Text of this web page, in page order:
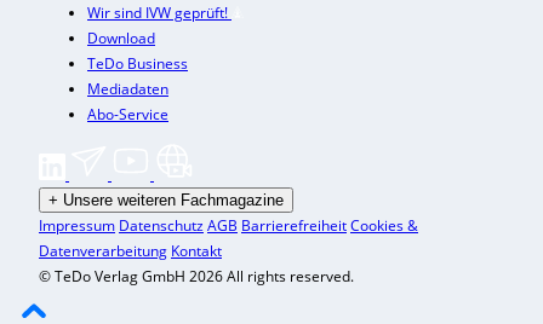
Wir sind IVW geprüft!
Download
TeDo Business
Mediadaten
Abo-Service
+ Unsere weiteren Fachmagazine
Impressum DatenschutzAGB BarrierefreiheitCookies &
Datenverarbeitung Kontakt
© TeDo Verlag GmbH 2026 All rights reserved.